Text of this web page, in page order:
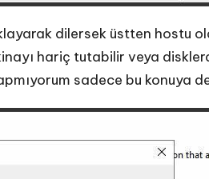
dilersek üstten hostu
hariç tutabilir veya
sadece bu konuya